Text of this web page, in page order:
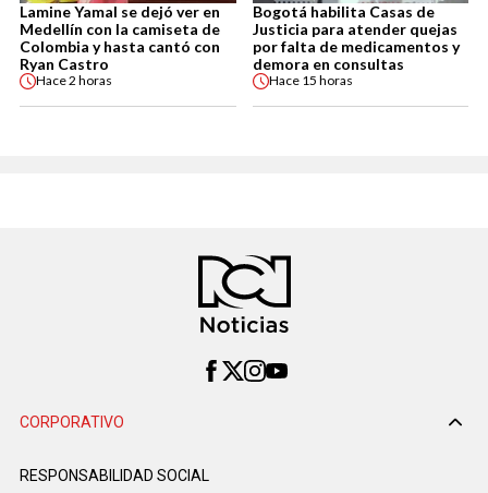
Lamine Yamal se dejó ver en
Medellín con la camiseta de
Colombia y hasta cantó con
Ryan Castro
Hace2 horas
Bogotá habilita Casas de
Justicia para atender quejas
por falta de medicamentos y
demora en consultas
Hace 15 horas
CORPORATIVO
RESPONSABILIDAD SOCIAL